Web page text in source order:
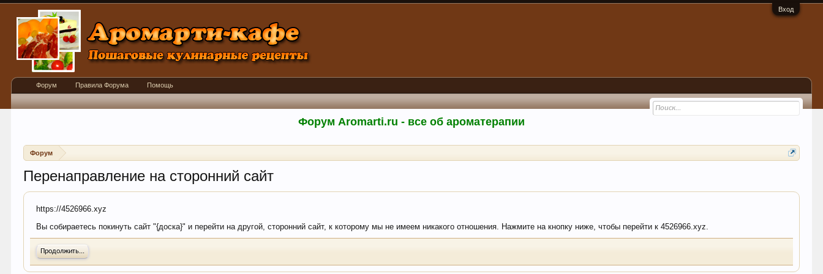
Вход
Форум Aromarti.ru - все об ароматерапии
Форум
Перенаправление на сторонний сайт
https://4526966.xyz
Вы собираетесь покинуть сайт "{доска}" и перейти на другой, сторонний сайт, к которому мы не имеем никакого отношения. Нажмите на кнопку ниже, чтобы перейти к 4526966.xyz.
Продолжить...
Форум Правила Форума Помощь